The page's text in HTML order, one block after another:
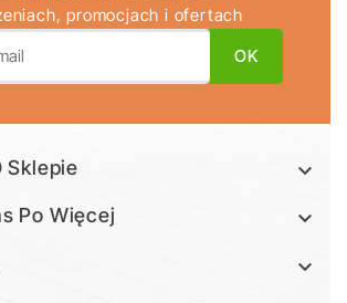
promocjach i ofertach
Sklepie 
Po Więcej 
